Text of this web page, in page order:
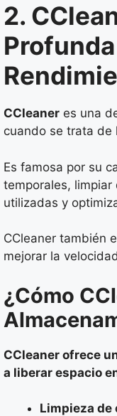
2.
CCleaner es una
cuando se trata de
Es famosa por su
temporales, limpiar
utilizadas y
CCleaner también
mejorar la
¿Cómo
CCleaner ofrece
a liberar espacio
Limpieza de